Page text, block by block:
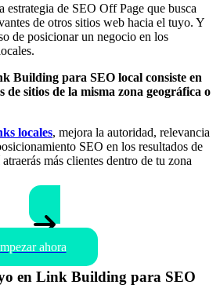
de SEO Off Page que busca
de otros sitios web hacia el tuyo. Y
de posicionar un negocio en los
Building para SEO local consiste en
de sitios de la misma zona geográfica o
locales, mejora la autoridad, relevancia
SEO en los resultados de
más clientes dentro de tu zona
ahora
en Link Building para SEO